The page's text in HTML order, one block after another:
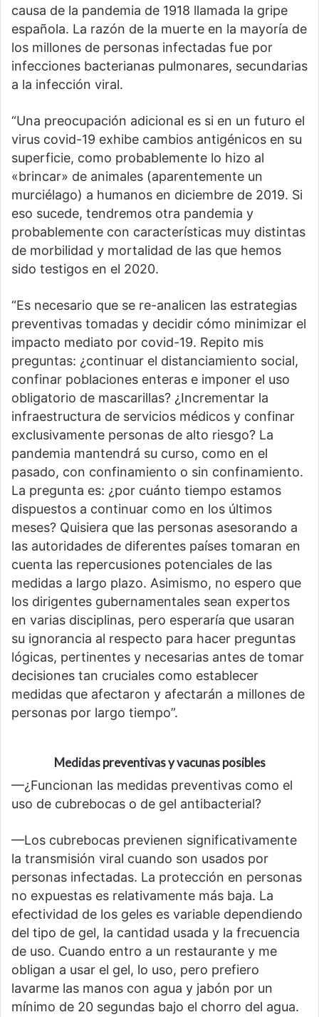
causa de la pandemia de 1918 llamada la gripe
española. La razón de la muerte en la mayoría de
los millones de personas infectadas fue por
infecciones bacterianas pulmonares, secundarias
a la infección viral.
“Una preocupación adicional es si en un futuro el
virus covid-19 exhibe cambios antigénicos en su
superficie, como probablemente lo hizo al
«brincar» de animales (aparentemente un
murciélago) a humanos en diciembre de 2019. Si
eso sucede, tendremos otra pandemia y
probablemente con características muy distintas
de morbilidad y mortalidad de las que hemos
sido testigos en el 2020.
“Es necesario que se re-analicen las estrategias
preventivas tomadas y decidir cómo minimizar el
impacto mediato por covid-19. Repito mis
preguntas: ¿continuar el distanciamiento social,
confinar poblaciones enteras e imponer el uso
obligatorio de mascarillas? ¿Incrementar la
infraestructura de servicios médicos y confinar
exclusivamente personas de alto riesgo? La
pandemia mantendrá su curso, como en el
pasado, con confinamiento o sin confinamiento.
La pregunta es: ¿por cuánto tiempo estamos
dispuestos a continuar como en los últimos
meses? Quisiera que las personas asesorando a
las autoridades de diferentes países tomaran en
cuenta las repercusiones potenciales de las
medidas a largo plazo. Asimismo, no espero que
los dirigentes gubernamentales sean expertos
en varias disciplinas, pero esperaría que usaran
su ignorancia al respecto para hacer preguntas
lógicas, pertinentes y necesarias antes de tomar
decisiones tan cruciales como establecer
medidas que afectaron y afectarán a millones de
personas por largo tiempo”.
Medidas preventivas y vacunas posibles
—¿Funcionan las medidas preventivas como el
uso de cubrebocas o de gel antibacterial?
—Los cubrebocas previenen significativamente
la transmisión viral cuando son usados por
personas infectadas. La protección en personas
no expuestas es relativamente más baja. La
efectividad de los geles es variable dependiendo
del tipo de gel, la cantidad usada y la frecuencia
de uso. Cuando entro a un restaurante y me
obligan a usar el gel, lo uso, pero prefiero
lavarme las manos con agua y jabón por un
mínimo de 20 segundas bajo el chorro del agua.